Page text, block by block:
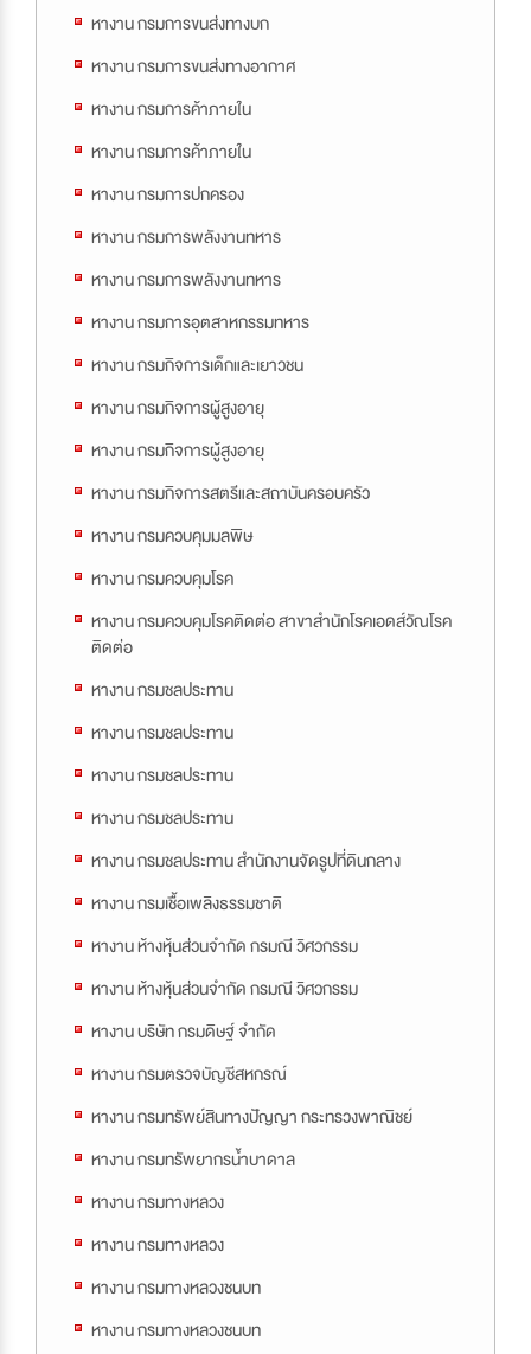
หางาน กรมการขนส่งทางบก
หางาน กรมการขนส่งทางอากาศ
หางาน กรมการค้าภายใน
หางาน กรมการค้าภายใน
หางาน กรมการปกครอง
หางาน กรมการพลังงานทหาร
หางาน กรมการพลังงานทหาร
หางาน กรมการอุตสาหกรรมทหาร
หางาน กรมกิจการเด็กและเยาวชน
หางาน กรมกิจการผู้สูงอายุ
หางาน กรมกิจการผู้สูงอายุ
หางาน กรมกิจการสตรีและสถาบันครอบครัว
หางาน กรมควบคุมมลพิษ
หางาน กรมควบคุมโรค
หางาน กรมควบคุมโรคติดต่อ สาขาสำนักโรคเอดส์วัณโรค
ติดต่อ
หางาน กรมชลประทาน
หางาน กรมชลประทาน
หางาน กรมชลประทาน
หางาน กรมชลประทาน
หางาน กรมชลประทาน สำนักงานจัดรูปที่ดินกลาง
หางาน กรมเชื้อเพลิงธรรมชาติ
หางาน ห้างหุ้นส่วนจำกัด กรมณี วิศวกรรม
หางาน ห้างหุ้นส่วนจำกัด กรมณี วิศวกรรม
หางาน บริษัท กรมดิษฐ์ จำกัด
หางาน กรมตรวจบัญชีสหกรณ์
หางาน กรมทรัพย์สินทางปัญญา กระทรวงพาณิชย์
หางาน กรมทรัพยากรน้ำบาดาล
หางาน กรมทางหลวง
หางาน กรมทางหลวง
หางาน กรมทางหลวงชนบท
หางาน กรมทางหลวงชนบท